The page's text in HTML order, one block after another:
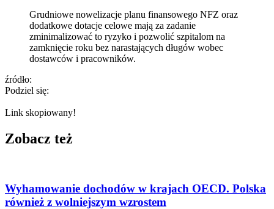
Grudniowe nowelizacje planu finansowego NFZ oraz
dodatkowe dotacje celowe mają za zadanie
zminimalizować to ryzyko i pozwolić szpitalom na
zamknięcie roku bez narastających długów wobec
dostawców i pracowników.
źródło:
Podziel się:
Link skopiowany!
Zobacz też
Wyhamowanie dochodów w krajach OECD. Polska
również z wolniejszym wzrostem